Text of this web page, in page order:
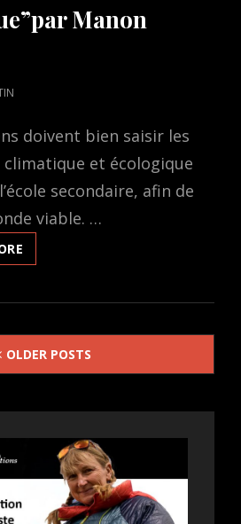
Manon
doivent bien saisir les
climatique et écologique
secondaire, afin de
viable. …
DE
ATELIERS:“FORMATION
CITOYEN
ÉCOLOGIQUE
ET
MANON
OLDER POSTS